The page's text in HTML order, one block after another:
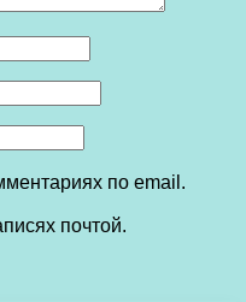
по email.
почтой.